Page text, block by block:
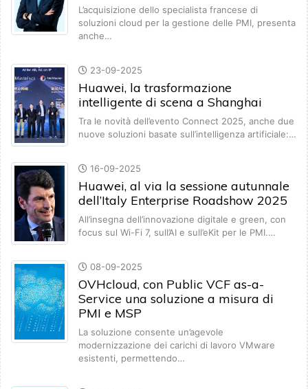
L’acquisizione dello specialista francese di
soluzioni cloud per la gestione delle PMI, presenta
anche…
23-09-2025
Huawei, la trasformazione
intelligente di scena a Shanghai
Tra le novità dell’evento Connect 2025, anche due
nuove soluzioni basate sull’intelligenza artificiale:…
16-09-2025
Huawei, al via la sessione autunnale
dell’Italy Enterprise Roadshow 2025
All’insegna dell’innovazione digitale e green, con
focus sul Wi-Fi 7, sull’AI e sull’eKit per le PMI.…
08-09-2025
OVHcloud, con Public VCF as-a-
Service una soluzione a misura di
PMI e MSP
La soluzione consente un’agevole
modernizzazione dei carichi di lavoro VMware
esistenti, permettendo…